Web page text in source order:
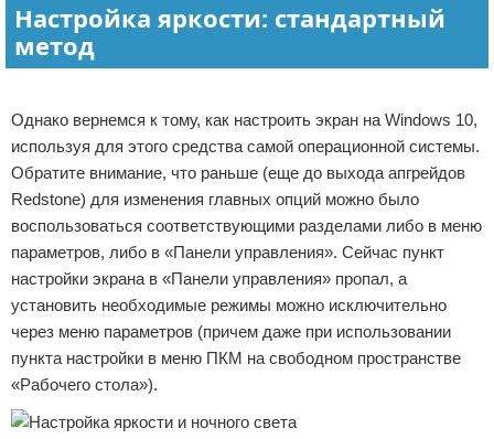
Настройка яркости: стандартный
метод
Однако вернемся к тому, как настроить экран на Windows 10,
используя для этого средства самой операционной системы.
Обратите внимание, что раньше (еще до выхода апгрейдов
Redstone) для изменения главных опций можно было
воспользоваться соответствующими разделами либо в меню
параметров, либо в «Панели управления». Сейчас пункт
настройки экрана в «Панели управления» пропал, а
установить необходимые режимы можно исключительно
через меню параметров (причем даже при использовании
пункта настройки в меню ПКМ на свободном пространстве
«Рабочего стола»).